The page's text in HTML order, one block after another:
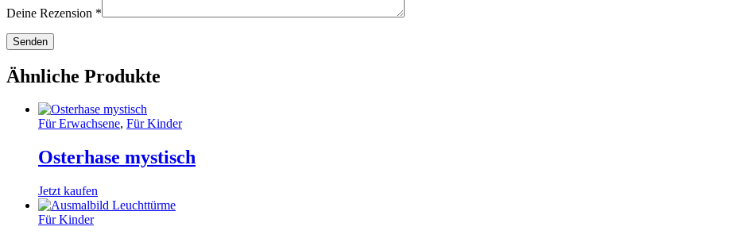
Deine Rezension *
Ähnliche Produkte
Für Erwachsene, Für Kinder
Osterhase mystisch
Jetzt kaufen
Für Kinder